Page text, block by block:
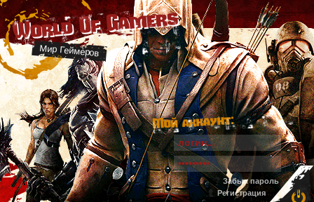
World Of Gamers
Мир Геймеров
Мой аккаунт:
Забыл пароль
Регистрация